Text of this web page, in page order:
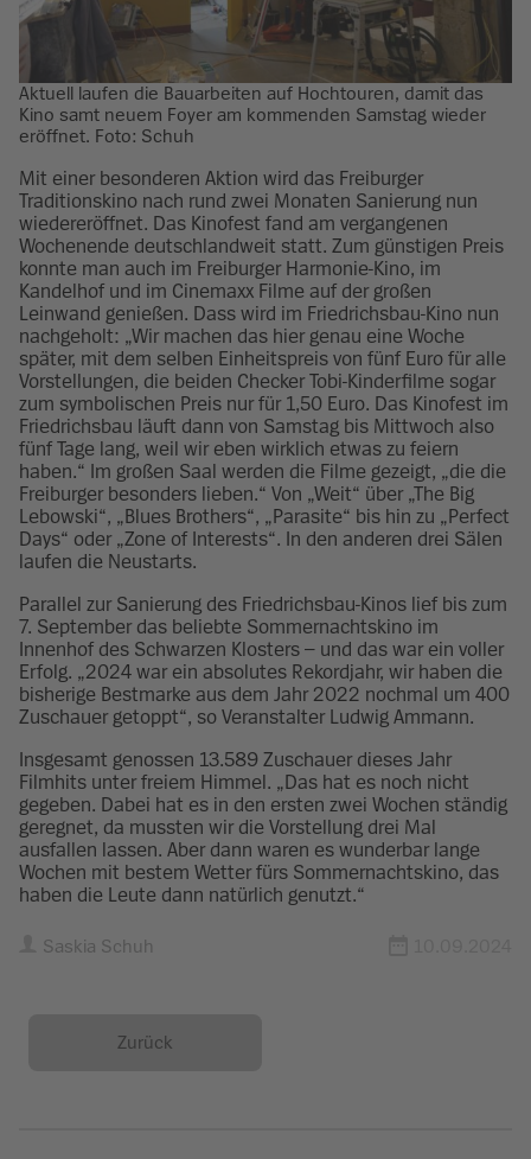
Aktuell laufen die Bauarbeiten auf Hochtouren, damit das
Kino samt neuem Foyer am kommenden Samstag wieder
eröffnet. Foto: Schuh
Mit einer besonderen Aktion wird das Freiburger
Traditionskino nach rund zwei Monaten Sanierung nun
wiedereröffnet. Das Kinofest fand am vergangenen
Wochenende deutschlandweit statt. Zum günstigen Preis
konnte man auch im Freiburger Harmonie-Kino, im
Kandelhof und im Cinemaxx Filme auf der großen
Leinwand genießen. Dass wird im Friedrichsbau-Kino nun
nachgeholt: „Wir machen das hier genau eine Woche
später, mit dem selben Einheitspreis von fünf Euro für alle
Vorstellungen, die beiden Checker Tobi-Kinderfilme sogar
zum symbolischen Preis nur für 1,50 Euro. Das Kinofest im
Friedrichsbau läuft dann von Samstag bis Mittwoch also
fünf Tage lang, weil wir eben wirklich etwas zu feiern
haben.“ Im großen Saal werden die Filme gezeigt, „die die
Freiburger besonders lieben.“ Von „Weit“ über „The Big
Lebowski“, „Blues Brothers“, „Parasite“ bis hin zu „Perfect
Days“ oder „Zone of Interests“. In den anderen drei Sälen
laufen die Neustarts.
Parallel zur Sanierung des Friedrichsbau-Kinos lief bis zum
7. September das beliebte Sommernachtskino im
Innenhof des Schwarzen Klosters – und das war ein voller
Erfolg. „2024 war ein absolutes Rekordjahr, wir haben die
bisherige Bestmarke aus dem Jahr 2022 nochmal um 400
Zuschauer getoppt“, so Veranstalter Ludwig Ammann.
Insgesamt genossen 13.589 Zuschauer dieses Jahr
Filmhits unter freiem Himmel. „Das hat es noch nicht
gegeben. Dabei hat es in den ersten zwei Wochen ständig
geregnet, da mussten wir die Vorstellung drei Mal
ausfallen lassen. Aber dann waren es wunderbar lange
Wochen mit bestem Wetter fürs Sommernachtskino, das
haben die Leute dann natürlich genutzt.“
Saskia Schuh
Zurück